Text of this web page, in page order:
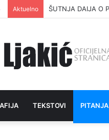
Aktuelno ŠUTNJA DAIJA O
TEKSTOVI